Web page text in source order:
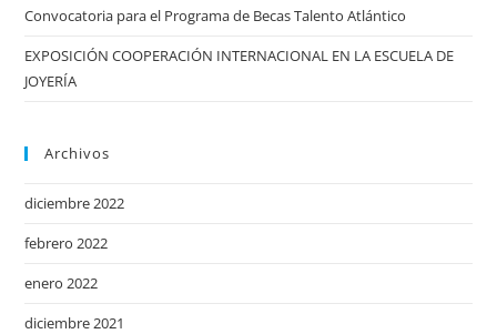
Convocatoria para el Programa de Becas Talento Atlántico
EXPOSICIÓN COOPERACIÓN INTERNACIONAL EN LA ESCUELA DE
JOYERÍA
Archivos
diciembre 2022
febrero 2022
enero 2022
diciembre 2021